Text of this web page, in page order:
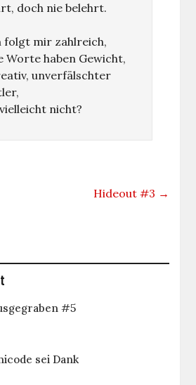
doch nie belehrt.
folgt mir zahlreich,
Worte haben Gewicht,
unverfälschter
nicht?
Hideout #3 →
#5
sei Dank